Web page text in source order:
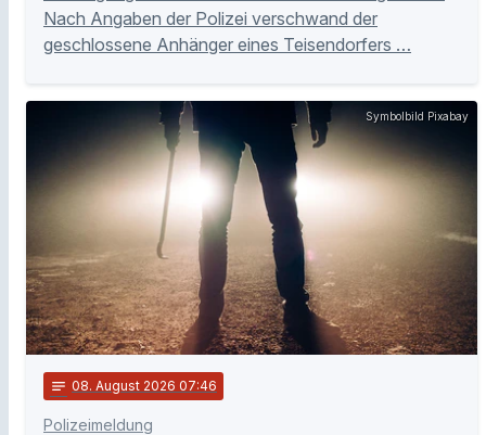
Nach Angaben der Polizei verschwand der
geschlossene Anhänger eines Teisendorfers …
Symbolbild Pixabay
notes 08. August 2026 07:46
Polizeimeldung